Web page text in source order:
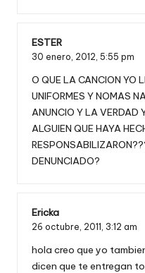
ESTER
30 enero, 2012, 5:55 pm
O QUE LA CANCION YO
UNIFORMES Y NOMAS
ANUNCIO Y LA VERDAD
ALGUIEN QUE HAYA
DENUNCIADO?
Ericka
26 octubre, 2011, 3:12 am
hola creo que yo
dicen que te entregan